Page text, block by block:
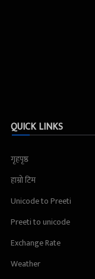
QUICK LINKS
गृहपृष्ठ
हाम्रो टिम
Unicode to Preeti
Preeti to unicode
Exchange Rate
Weather